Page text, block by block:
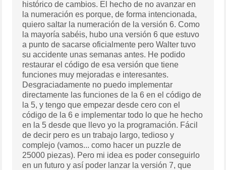
histórico de cambios. El hecho de no avanzar en
la numeración es porque, de forma intencionada,
quiero saltar la numeración de la versión 6. Como
la mayoría sabéis, hubo una versión 6 que estuvo
a punto de sacarse oficialmente pero Walter tuvo
su accidente unas semanas antes. He podido
restaurar el código de esa versión que tiene
funciones muy mejoradas e interesantes.
Desgraciadamente no puedo implementar
directamente las funciones de la 6 en el código de
la 5, y tengo que empezar desde cero con el
código de la 6 e implementar todo lo que he hecho
en la 5 desde que llevo yo la programación. Fácil
de decir pero es un trabajo largo, tedioso y
complejo (vamos... como hacer un puzzle de
25000 piezas). Pero mi idea es poder conseguirlo
en un futuro y así poder lanzar la versión 7, que